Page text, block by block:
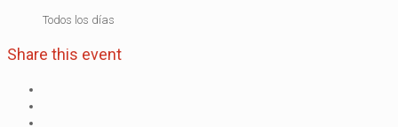
Todos los días
Share this event